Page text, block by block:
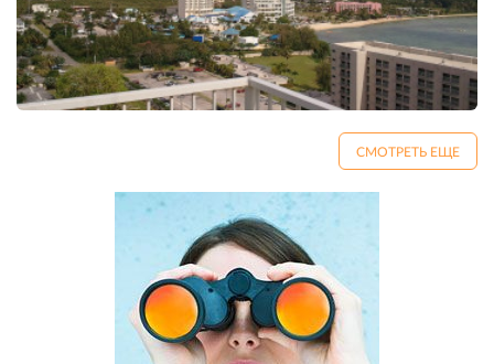
СМОТРЕТЬ ЕЩЕ